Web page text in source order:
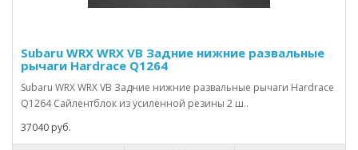
Subaru WRX WRX VB Задние нижние развальные
рычаги Hardrace Q1264
Subaru WRX WRX VB Задние нижние развальные рычаги Hardrace
Q1264 Сайлентблок из усиленной резины 2 ш..
37040 руб.